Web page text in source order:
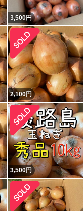
3,500円
2,100円
3,500円